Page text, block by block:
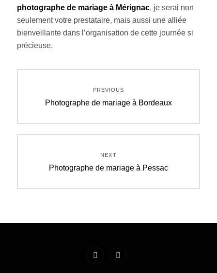
photographe de mariage à Mérignac, je serai non
seulement votre prestataire, mais aussi une alliée
bienveillante dans l’organisation de cette journée si
précieuse.
l’article
PREVIOUS
Previous
Photographe de mariage à Bordeaux
NEXT
Next
Photographe de mariage à Pessac